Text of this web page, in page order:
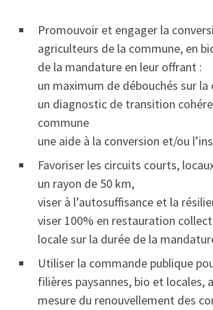
Promouvoir et engager la
agriculteurs de la commune, en
de la mandature en leur offrant :
un maximum de débouchés sur la
un diagnostic de transition
commune
une aide à la conversion et/ou
Favoriser les circuits courts,
un rayon de 50 km,
viser à l’autosuffisance et la
viser 100% en restauration
locale sur la durée de la
Utiliser la commande publique
filières paysannes, bio et locales,
mesure du renouvellement des